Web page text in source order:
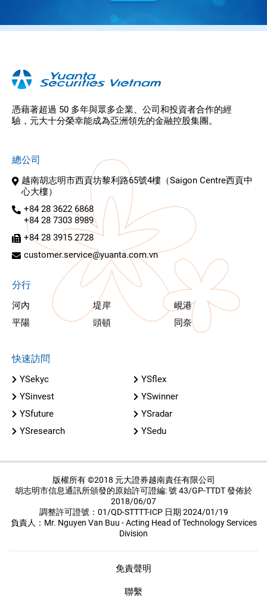
憑藉著超過 50 多年與眾多企業、公司和投資者合作的經
驗，元大十分榮幸能成為亞洲領先的金融控股集團。
總公司
越南胡志明市西貢坊黎利路65號4樓（Saigon Centre西貢中
心大樓）
+84 28 3622 6868
+84 28 7303 8989
+84 28 3915 2728
customer.service@yuanta.com.vn
分行
河內 堤岸
峴港
平陽
頭頓 同奈
快速訪問
YSekyc
YSflex
YSinvest
YSwinner
YSfuture
YSradar
YSresearch
YSedu
版權所有 ©2018 元大證券越南責任有限公司
胡志明市信息通訊所頒發的原始許可證編: 號 43/GP-TTDT 發佈於
2018/06/07
調整許可證號：01/QD-STTTT-ICP 日期 2024/01/19
負責人：Mr. Nguyen Van Buu - Acting Head of Technology Services
Division
免責聲明
聯繫